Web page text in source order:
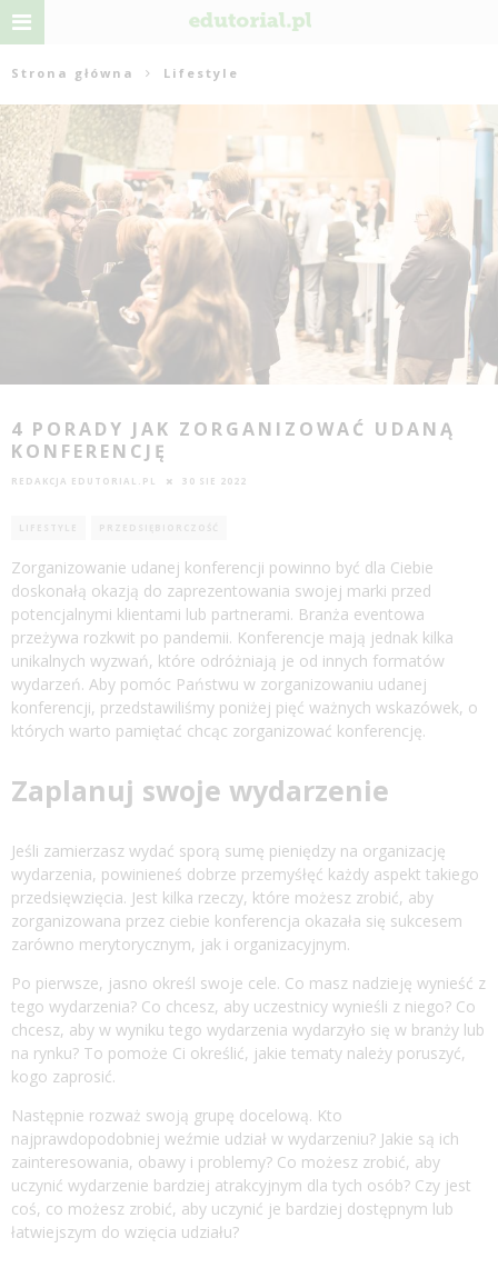
Strona główna Lifestyle
4 PORADY JAK ZORGANIZOWAĆ UDANĄ
KONFERENCJĘ
REDAKCJA EDUTORIAL.PL 30 SIE 2022
LIFESTYLE PRZEDSIĘBIORCZOŚĆ
Zorganizowanie udanej konferencji powinno być dla Ciebie
doskonałą okazją do zaprezentowania swojej marki przed
potencjalnymi klientami lub partnerami. Branża eventowa
przeżywa rozkwit po pandemii. Konferencje mają jednak kilka
unikalnych wyzwań, które odróżniają je od innych formatów
wydarzeń. Aby pomóc Państwu w zorganizowaniu udanej
konferencji, przedstawiliśmy poniżej pięć ważnych wskazówek, o
których warto pamiętać chcąc zorganizować konferencję.
Zaplanuj swoje wydarzenie
Jeśli zamierzasz wydać sporą sumę pieniędzy na organizację
wydarzenia, powinieneś dobrze przemyśłęć każdy aspekt takiego
przedsięwzięcia. Jest kilka rzeczy, które możesz zrobić, aby
zorganizowana przez ciebie konferencja okazała się sukcesem
zarówno merytorycznym, jak i organizacyjnym.
Po pierwsze, jasno określ swoje cele. Co masz nadzieję wynieść z
tego wydarzenia? Co chcesz, aby uczestnicy wynieśli z niego? Co
chcesz, aby w wyniku tego wydarzenia wydarzyło się w branży lub
na rynku? To pomoże Ci określić, jakie tematy należy poruszyć,
kogo zaprosić.
Następnie rozważ swoją grupę docelową. Kto
najprawdopodobniej weźmie udział w wydarzeniu? Jakie są ich
zainteresowania, obawy i problemy? Co możesz zrobić, aby
uczynić wydarzenie bardziej atrakcyjnym dla tych osób? Czy jest
coś, co możesz zrobić, aby uczynić je bardziej dostępnym lub
łatwiejszym do wzięcia udziału?